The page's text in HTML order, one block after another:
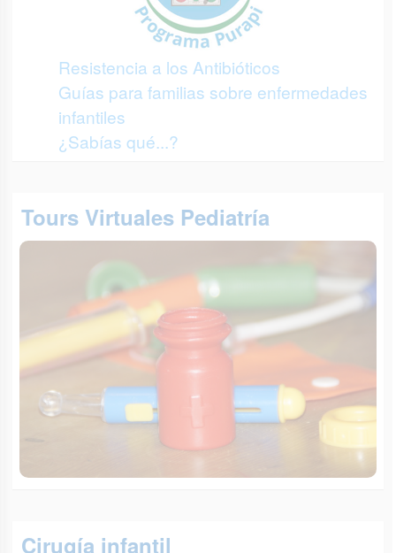
Resistencia a los Antibióticos
Guías para familias sobre enfermedades
infantiles
¿Sabías qué...?
Tours Virtuales Pediatría
Cirugía infantil